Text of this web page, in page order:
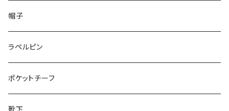
50/XL～
48/L
50/XL～
26cm～
27cm～
28cm～
帽子
ラペルピン
ポケットチーフ